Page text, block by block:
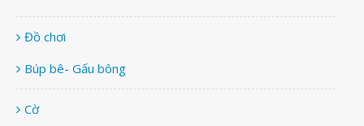
Đồ chơi
Búp bê- Gấu bông
Cờ